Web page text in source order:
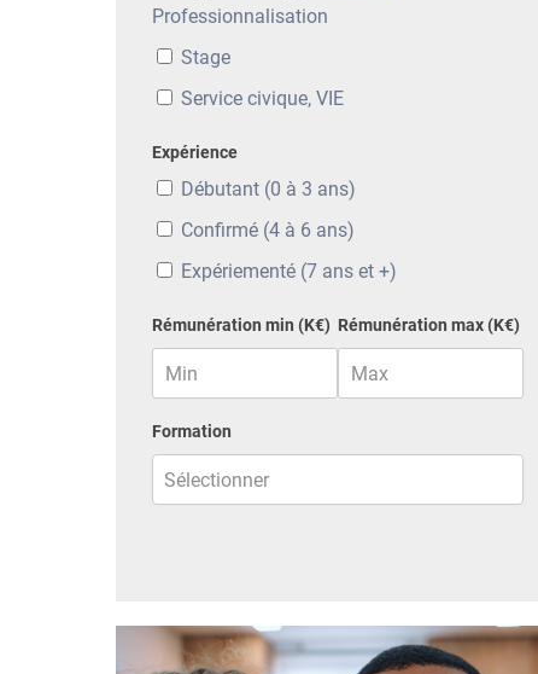
Professionnalisation
Stage
Service civique, VIE
Expérience
Débutant (0 à 3 ans)
Confirmé (4 à 6 ans)
Expériementé (7 ans et +)
Rémunération min (K€) Rémunération max (K€)
Formation